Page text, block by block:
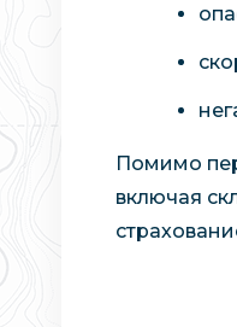
Помимо
включая